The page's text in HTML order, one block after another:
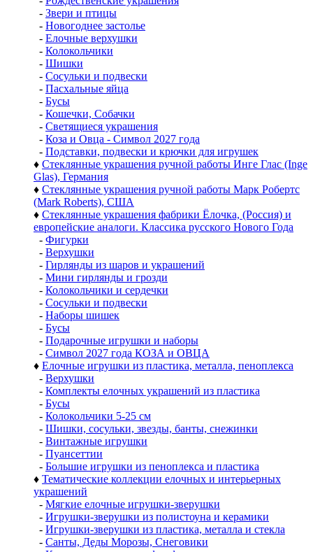
- Звери и птицы
- Новогоднее застолье
- Елочные верхушки
- Колокольчики
- Шишки
- Сосульки и подвески
- Пасхальные яйца
- Бусы
- Кошечки, Собачки
- Светящиеся украшения
- Коза и Овца - Символ 2027 года
- Подставки, подвески и крючки для игрушек
♦ Стеклянные украшения ручной работы Инге Глас (Inge
Glas), Германия
♦ Стеклянные украшения ручной работы Марк Робертс
(Mark Roberts), США
♦ Стеклянные украшения фабрики Ёлочка, (Россия) и
европейские аналоги. Классика русского Нового Года
- Фигурки
- Верхушки
- Гирлянды из шаров и украшений
- Мини гирлянды и грозди
- Колокольчики и сердечки
- Сосульки и подвески
- Наборы шишек
- Бусы
- Подарочные игрушки и наборы
- Символ 2027 года КОЗА и ОВЦА
♦ Елочные игрушки из пластика, металла, пеноплекса
- Верхушки
- Комплекты елочных украшений из пластика
- Бусы
- Колокольчики 5-25 см
- Шишки, сосульки, звезды, банты, снежинки
- Винтажные игрушки
- Пуансеттии
- Большие игрушки из пеноплекса и пластика
♦ Тематические коллекции елочных и интерьерных
украшений
- Мягкие елочные игрушки-зверушки
- Игрушки-зверушки из полистоуна и керамики
- Игрушки-зверушки из пластика, металла и стекла
- Санты, Деды Морозы, Снеговики